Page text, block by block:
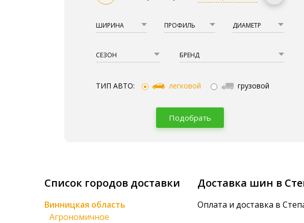
ШИРИНА ПРОФИЛЬ ДИАМЕТР
СЕЗОН БРЕНД
ТИП АВТО: легковой грузовой
Подобрать
Доставка шин в
Оплата и доставка в
Список городов доставки
Винницкая область
Агрономичное